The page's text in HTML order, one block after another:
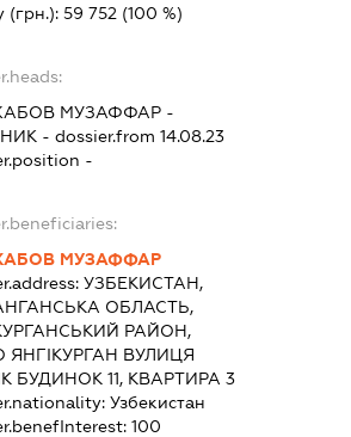
(грн.): 59 752 (100 %)
МУЗАФФАР-
- dossier.from 14.08.23
-
МУЗАФФАР
УЗБЕКИСТАН,
ОБЛАСТЬ,
РАЙОН,
ЯНГІКУРГАН ВУЛИЦЯ
БУДИНОК 11, КВАРТИРА 3
Узбекистан
100